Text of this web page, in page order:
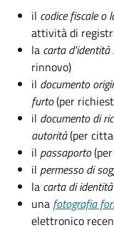
il codice fiscale o
attività di
la carta d'identità
rinnovo)
il documento
furto(per
il documento di
autorità(per
il passaporto
il permesso di
la carta di
una fotografia
elettronico